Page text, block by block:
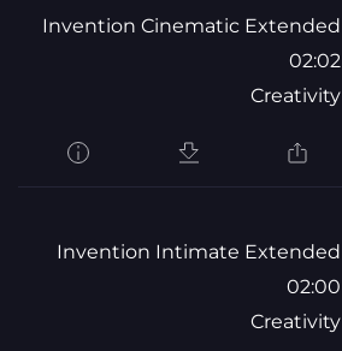
Invention Cinematic Extended
02:02
Creativity
Invention Intimate Extended
02:00
Creativity